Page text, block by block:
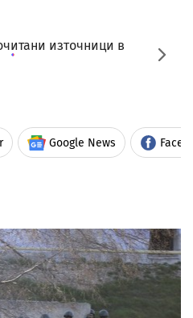
източници в
Google News